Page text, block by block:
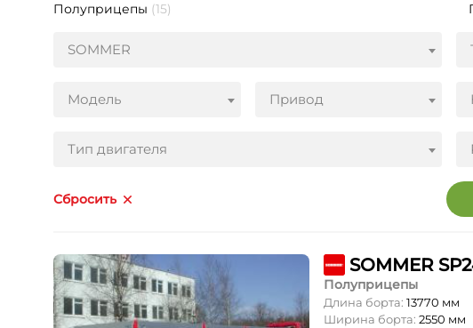
Полуприцепы (15)
SOMMER
Модель Привод
Тип двигателя
Сбросить
Полуприцепы
Длина борта: 13770 мм
Ширина борта: 2550 мм